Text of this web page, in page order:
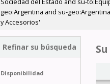
geo:Argentina and su-
y Accesorios'
Refinar su búsqueda
Disponibilidad